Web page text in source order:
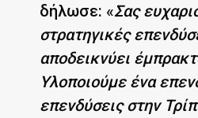
δήλωσε: «Σας
στρατηγικές
αποδεικνύει
Υλοποιούμε ένα
επενδύσεις στην